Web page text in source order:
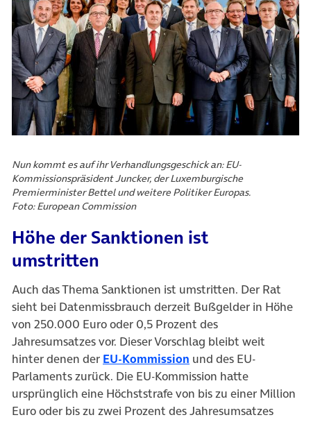
Nun kommt es auf ihr Verhandlungsgeschick an: EU-
Kommissionspräsident Juncker, der Luxemburgische
Premierminister Bettel und weitere Politiker Europas.
Foto: European Commission
Höhe der Sanktionen ist
umstritten
Auch das Thema Sanktionen ist umstritten. Der Rat
sieht bei Datenmissbrauch derzeit Bußgelder in Höhe
von 250.000 Euro oder 0,5 Prozent des
Jahresumsatzes vor. Dieser Vorschlag bleibt weit
hinter denen der EU-Kommission (öffnet in neuem Tab)
und des EU-
Parlaments zurück. Die EU-Kommission hatte
ursprünglich eine Höchststrafe von bis zu einer Million
Euro oder bis zu zwei Prozent des Jahresumsatzes